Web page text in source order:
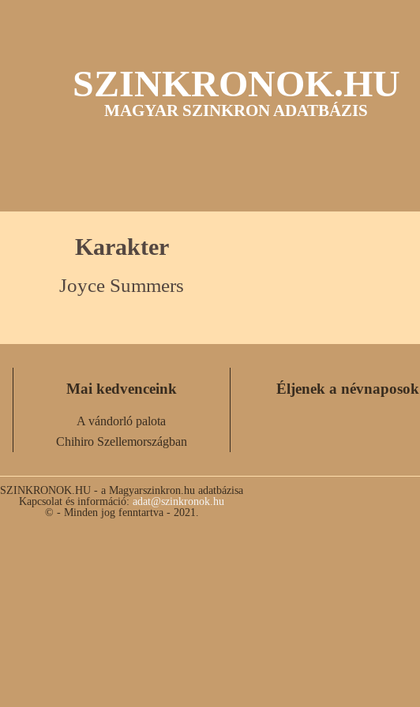
SZINKRONOK.HU
MAGYAR SZINKRON ADATBÁZIS
Karakter
Joyce Summers
Mai kedvenceink
A vándorló palota
Chihiro Szellemországban
Éljenek a névnaposok
SZINKRONOK.HU - a Magyarszinkron.hu adatbázisa
Kapcsolat és információ: adat@szinkronok.hu
© - Minden jog fenntartva - 2021.